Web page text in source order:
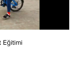
Eğitimi